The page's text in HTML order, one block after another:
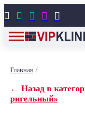
    
Главная/
← Назад в
ригельный»